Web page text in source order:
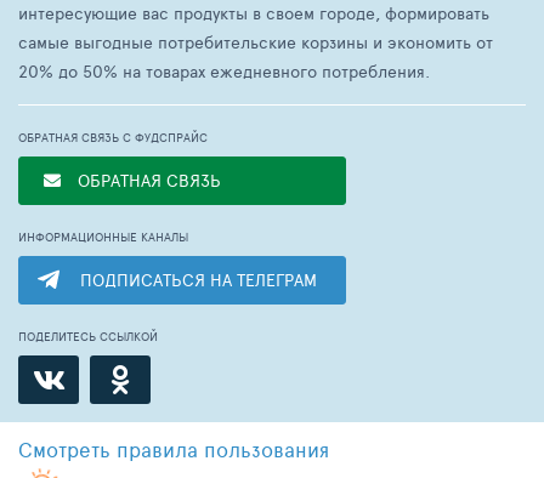
интересующие вас продукты в своем городе, формировать
самые выгодные потребительские корзины и экономить от
20% до 50% на товарах ежедневного потребления.
ОБРАТНАЯ СВЯЗЬ С ФУДСПРАЙС
ОБРАТНАЯ СВЯЗЬ
ИНФОРМАЦИОННЫЕ КАНАЛЫ
ПОДПИСАТЬСЯ НА ТЕЛЕГРАМ
ПОДЕЛИТЕСЬ ССЫЛКОЙ
Смотреть правила пользования